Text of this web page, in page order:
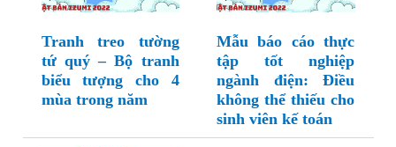
Tranh treo tường
tứ quý – Bộ tranh
biểu tượng cho 4
mùa trong năm
Mẫu báo cáo thực
tập tốt nghiệp
ngành điện: Điều
không thể thiếu cho
sinh viên kế toán